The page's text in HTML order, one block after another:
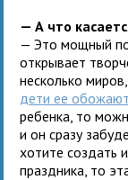
— А что
— Это мощный
открывает
несколько
дети ее обожают
ребенка, то
и он сразу
хотите создать
праздника, то